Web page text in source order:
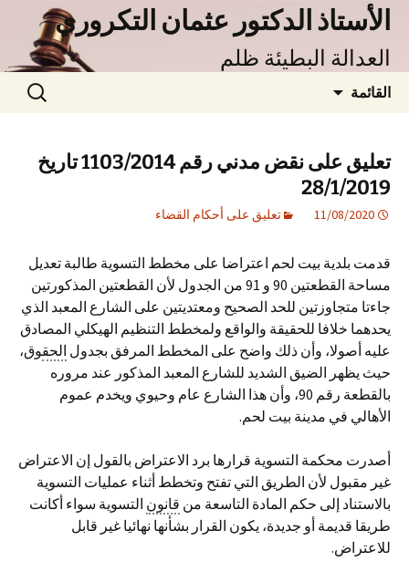
انتقل
المحتوى
الأستاذ الدكتور عثمان التكروري
العدالة البطيئة ظلم
القائمة
البحث
عن:
تعليق على نقض مدني رقم 1103/2014 تاريخ
28/1/2019
11/08/2020 تعليق على أحكام القضاء
قدمت بلدية بيت لحم اعتراضا على مخطط التسوية طالبة تعديل
مساحة القطعتين 90 و 91 من الجدول لأن القطعتين المذكورتين
جاءتا متجاوزتين للحد الصحيح ومعتديتين على الشارع المعبد الذي
يحدهما خلافا للحقيقة والواقع ولمخطط التنظيم الهيكلي المصادق
عليه أصولا، وأن ذلك واضح على المخطط المرفق بجدول الحقوق،
حيث يظهر الضيق الشديد للشارع المعبد المذكور عند مروره
بالقطعة رقم 90، وأن هذا الشارع عام وحيوي ويخدم عموم
الأهالي في مدينة بيت لحم.
أصدرت محكمة التسوية قرارها برد الاعتراض بالقول إن الاعتراض
غير مقبول لأن الطريق التي تفتح وتخطط أثناء عمليات التسوية
بالاستناد إلى حكم المادة التاسعة من قانون التسوية سواء أكانت
طريقا قديمة أو جديدة، يكون القرار بشأنها نهائيا غير قابل
للاعتراض.